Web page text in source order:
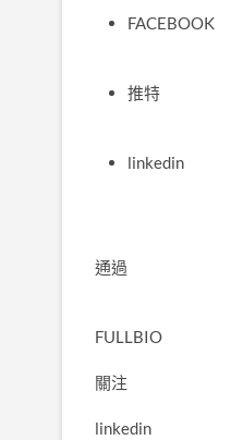
FACEBOOK
推特
linkedin
通過
FULLBIO
關注
linkedin